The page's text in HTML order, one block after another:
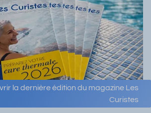
la dernière édition du magazine Les
Curistes